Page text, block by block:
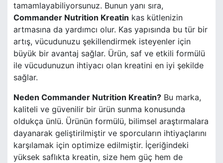
tamamlayabiliyorsunuz. Bunun yanı sıra,
Commander Nutrition Kreatin kas kütlenizin
artmasına da yardımcı olur. Kas yapısında bu tür bir
artış, vücudunuzu şekillendirmek isteyenler için
büyük bir avantaj sağlar. Ürün, saf ve etkili formülü
ile vücudunuzun ihtiyacı olan kreatini en iyi şekilde
sağlar.
Neden Commander Nutrition Kreatin? Bu marka,
kaliteli ve güvenilir bir ürün sunma konusunda
oldukça ünlü. Ürünün formülü, bilimsel araştırmalara
dayanarak geliştirilmiştir ve sporcuların ihtiyaçlarını
karşılamak için optimize edilmiştir. İçeriğindeki
yüksek saflıkta kreatin, size hem güç hem de